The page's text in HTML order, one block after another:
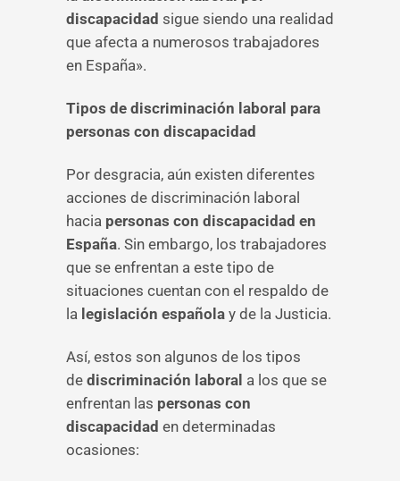
discapacidad sigue siendo una realidad
que afecta a numerosos trabajadores
en España».
Tipos de discriminación laboral para
personas con discapacidad
Por desgracia, aún existen diferentes
acciones de discriminación laboral
hacia personas con discapacidad en
España. Sin embargo, los trabajadores
que se enfrentan a este tipo de
situaciones cuentan con el respaldo de
la legislación española y de la Justicia.
Así, estos son algunos de los tipos
de discriminación laboral a los que se
enfrentan las personas con
discapacidad en determinadas
ocasiones: